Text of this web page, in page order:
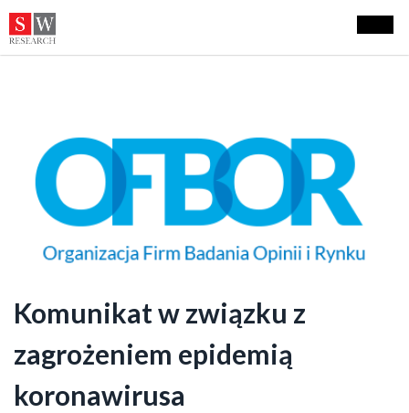
Komunikat w związku z
zagrożeniem epidemią
koronawirusa